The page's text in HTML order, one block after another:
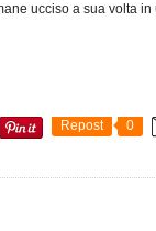
ucciso a sua volta
Repost 0